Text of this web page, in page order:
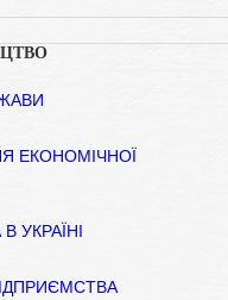
ЕКОНОМІЧНОЇ
УКРАЇНІ